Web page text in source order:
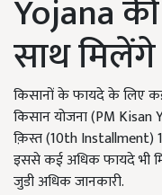
Yojana
साथ
किसानों के फायदे के लिए
किसान योजना (PM Kisan
क़िस्त (10th Installment)
इससे कई अधिक फायदे भी
जुडी अधिक जानकारी.